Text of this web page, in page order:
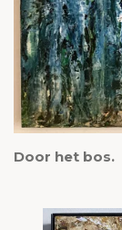
Door het bos.